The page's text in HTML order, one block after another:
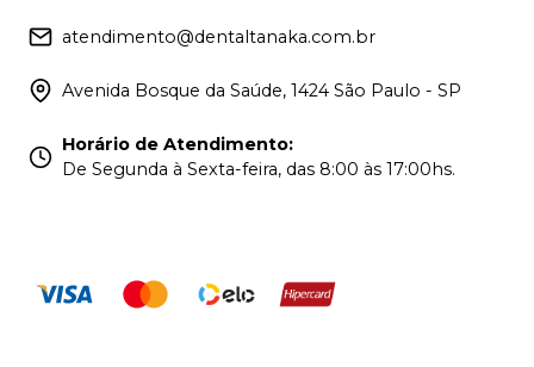
atendimento@dentaltanaka.com.br
Avenida Bosque da Saúde, 1424 São Paulo - SP
Horário de Atendimento:
De Segunda à Sexta-feira, das 8:00 às 17:00hs.